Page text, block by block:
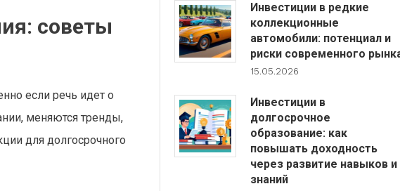
советы
если речь идет о
меняются тренды,
для долгосрочного
Инвестиции в редкие
коллекционные
автомобили: потенциал и
риски современного
15.05.2026
Инвестиции в
долгосрочное
образование: как
повышать доходность
через развитие навыков и
знаний